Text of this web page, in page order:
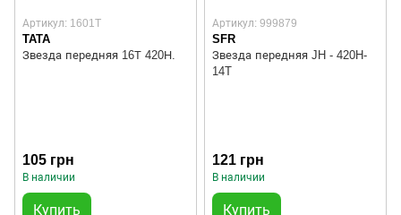
Артикул: 1601T
TATA
Звезда передняя 16Т 420Н.
105 грн
В наличии
Купить
Артикул: 999879
SFR
Звезда передняя JH - 420H-
14T
121 грн
В наличии
Купить